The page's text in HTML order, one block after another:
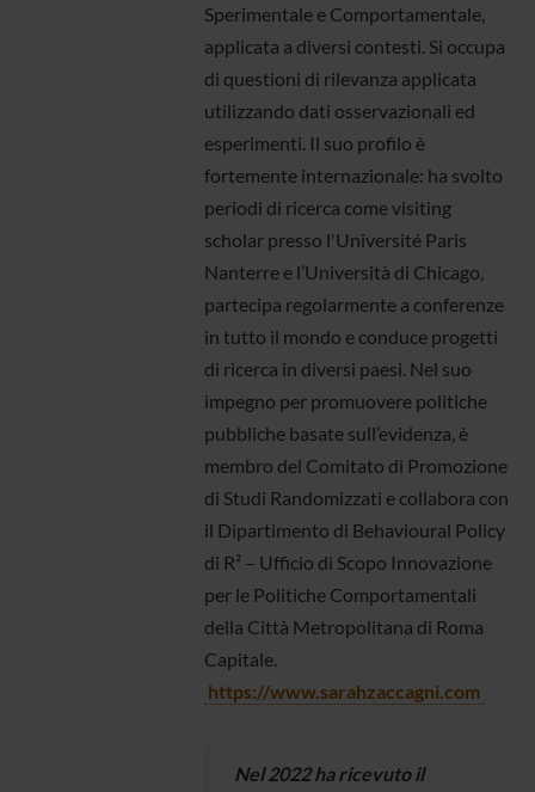
Sperimentale e Comportamentale,
applicata a diversi contesti. Si occupa
di questioni di rilevanza applicata
utilizzando dati osservazionali ed
esperimenti. Il suo profilo è
fortemente internazionale: ha svolto
periodi di ricerca come visiting
scholar presso l'Université Paris
Nanterre e l’Università di Chicago,
partecipa regolarmente a conferenze
in tutto il mondo e conduce progetti
di ricerca in diversi paesi. Nel suo
impegno per promuovere politiche
pubbliche basate sull’evidenza, è
membro del Comitato di Promozione
di Studi Randomizzati e collabora con
il Dipartimento di Behavioural Policy
di R² – Ufficio di Scopo Innovazione
per le Politiche Comportamentali
della Città Metropolitana di Roma
Capitale.
https://www.sarahzaccagni.com
Nel 2022 ha ricevuto il